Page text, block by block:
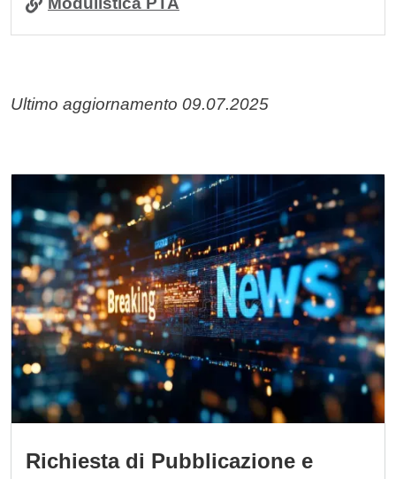
Ultimo aggiornamento 09.07.2025
Immagine
Richiesta di Pubblicazione e